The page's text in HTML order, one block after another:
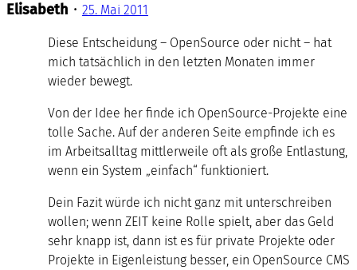
Elisabeth • 25. Mai 2011
Diese Entscheidung – OpenSource oder nicht – hat
mich tatsächlich in den letzten Monaten immer
wieder bewegt.
Von der Idee her finde ich OpenSource-Projekte eine
tolle Sache. Auf der anderen Seite empfinde ich es
im Arbeitsalltag mittlerweile oft als große Entlastung,
wenn ein System „einfach“ funktioniert.
Dein Fazit würde ich nicht ganz mit unterschreiben
wollen; wenn ZEIT keine Rolle spielt, aber das Geld
sehr knapp ist, dann ist es für private Projekte oder
Projekte in Eigenleistung besser, ein OpenSource CMS